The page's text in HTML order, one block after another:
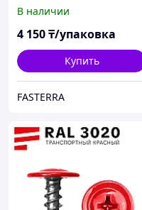
В наличии
4 150₸/упаковка
Купить
FASTERRA